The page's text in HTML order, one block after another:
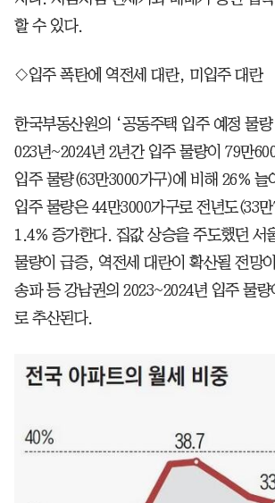
할 수 있다.
◇입주 폭탄에 역전세 대란, 미입주 대란
한국부동산원의 ‘공동주택 입주 예정 물
023년~2024년 2년간 입주 물량이 79만
입주 물량(63만3000가구)에 비해 26% 늘
입주 물량은 44만3000가구로 전년도(33
1.4% 증가한다. 집값 상승을 주도했던 서
물량이 급증, 역전세 대란이 확산될 전망
송파 등 강남권의 2023~2024년 입주 물
로 추산된다.